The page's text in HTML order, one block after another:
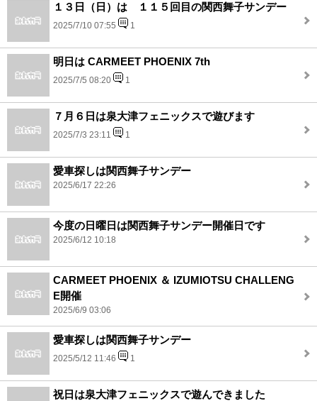
１３日（日）は １１５回目の関西舞子サンデー
2025/7/10 07:55 1
明日は CARMEET PHOENIX 7th
2025/7/5 08:20 1
７月６日は泉大津フェニックスで遊びます
2025/7/3 23:11 1
愛車探しは関西舞子サンデー
2025/6/17 22:26
今度の日曜日は関西舞子サンデー開催日です
2025/6/12 10:18
CARMEET PHOENIX ＆ IZUMIOTSU CHALLENG
E開催
2025/6/9 03:06
愛車探しは関西舞子サンデー
2025/5/12 11:46 1
祝日は泉大津フェニックスで遊んできました